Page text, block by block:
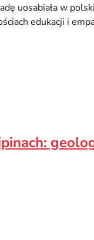
uosabiała w
edukacji i